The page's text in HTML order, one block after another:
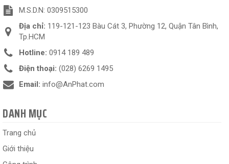
M.S.D.N: 0309515300
Địa chỉ: 119-121-123 Bàu Cát 3, Phường 12, Quận Tân Bình,
Tp.HCM
Hotline: 0914 189 489
Điện thoại: (028) 6269 1495
Email: info@AnPhat.com
DANH MỤC
Trang chủ
Giới thiệu